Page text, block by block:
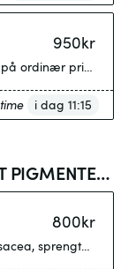
950kr
ordinær pris etter
i dag 11:15
IPL BEHANDLING MOT UØNSKET PIGMENTERING OG RØDHET
800kr
sprengte